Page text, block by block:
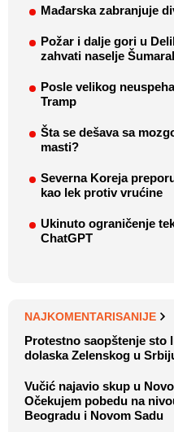
Mađarska zabranjuje
Požar i dalje gori u
zahvati naselje
Posle velikog
Tramp
Šta se dešava sa
masti?
Severna Koreja
kao lek protiv vrućine
Ukinuto ograničenje
ChatGPT
NAJKOMENTARISANIJE
Protestno saopštenje sto
dolaska Zelenskog u
Vučić najavio skup u
Očekujem pobedu na
Beogradu i Novom Sadu